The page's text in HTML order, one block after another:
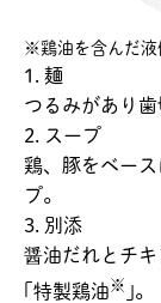
※鶏油を含んだ液
1. 麺
つるみがあり歯
2. スープ
鶏、豚をベー
プ。
3. 別添
醤油だれとチ
｢特製鶏油※ ｣。